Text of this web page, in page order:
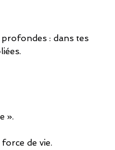
profondes : dans tes
».
de vie.